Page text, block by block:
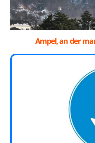
Ampel, an der